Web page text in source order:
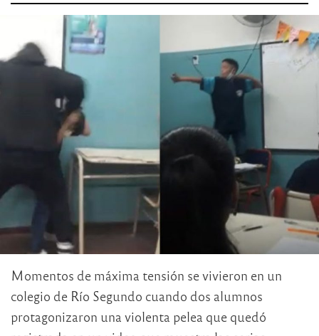
Momentos de máxima tensión se vivieron en un
colegio de Río Segundo cuando dos alumnos
protagonizaron una violenta pelea que quedó